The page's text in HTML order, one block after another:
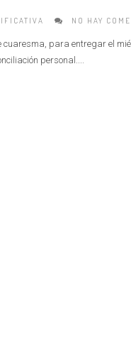
NO HAY
para entregar el
personal....